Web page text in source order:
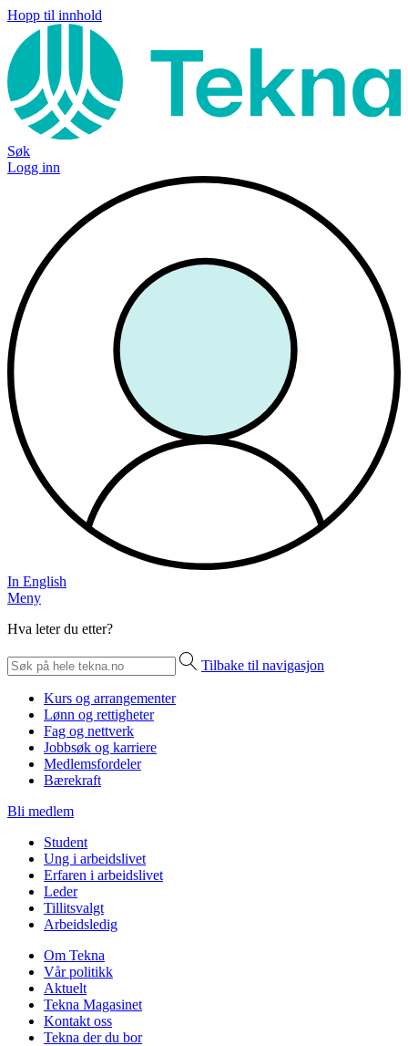
Hopp til innhold
Søk
Logg inn
In English
Meny
Hva leter du etter?
Tilbake til navigasjon
Kurs og arrangementer
Lønn og rettigheter
Fag og nettverk
Jobbsøk og karriere
Medlemsfordeler
Bærekraft
Bli medlem
Student
Ung i arbeidslivet
Erfaren i arbeidslivet
Leder
Tillitsvalgt
Arbeidsledig
Om Tekna
Vår politikk
Aktuelt
Tekna Magasinet
Kontakt oss
Tekna der du bor